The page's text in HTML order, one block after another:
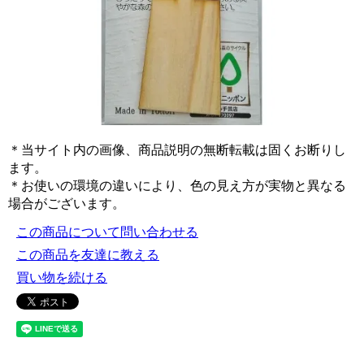
＊当サイト内の画像、商品説明の無断転載は固くお断りし
ます。
＊お使いの環境の違いにより、色の見え方が実物と異なる
場合がございます。
この商品について問い合わせる
この商品を友達に教える
買い物を続ける